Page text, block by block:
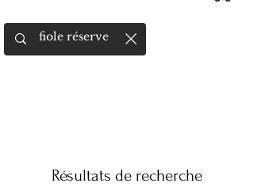
Résultats de recherche